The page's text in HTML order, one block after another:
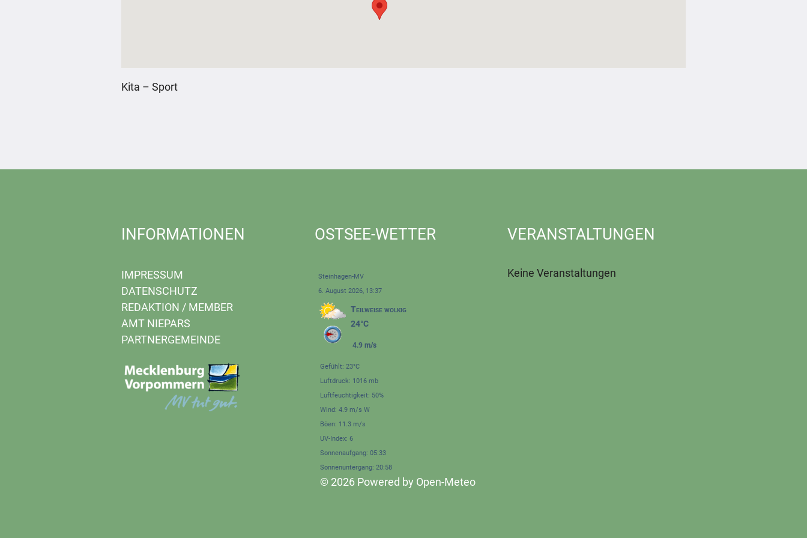
Kita – Sport
INFORMATIONEN
IMPRESSUM
DATENSCHUTZ
REDAKTION / MEMBER
AMT NIEPARS
PARTNERGEMEINDE
OSTSEE-WETTER
Steinhagen-MV
6. August 2026, 13:37
Teilweise wolkig
24°C
4.9 m/s
Gefühlt: 23°C
Luftdruck: 1016 mb
Luftfeuchtigkeit: 50%
Wind: 4.9 m/s W
Böen: 11.3 m/s
UV-Index: 6
Sonnenaufgang: 05:33
Sonnenuntergang: 20:58
© 2026 Powered by Open-Meteo
VERANSTALTUNGEN
Keine Veranstaltungen